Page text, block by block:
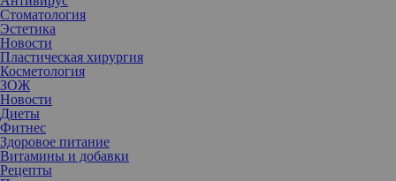
Стоматология
Эстетика
Новости
Пластическая хирургия
Косметология
ЗОЖ
Новости
Диеты
Фитнес
Здоровое питание
Витамины и добавки
Рецепты